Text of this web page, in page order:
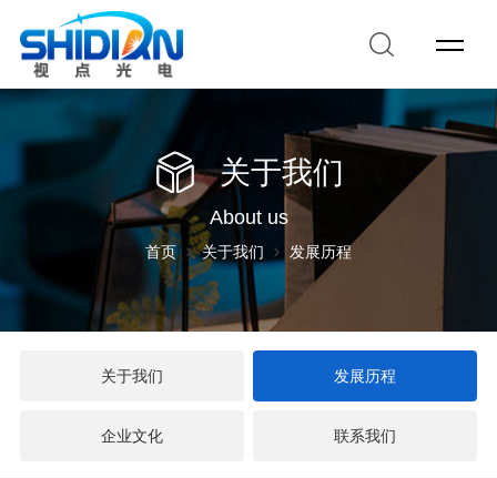
关于我们
About us
首页 关于我们 发展历程
关于我们 发展历程
企业文化 联系我们